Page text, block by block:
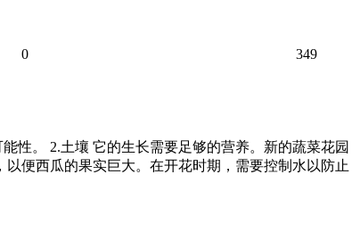
0
349
性。 2.土壤 它的生长需要足够的营养。新的蔬菜花园
便西瓜的果实巨大。在开花时期，需要控制水以防止